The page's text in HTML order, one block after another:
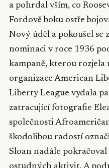
a pohrdal vším, co
Fordově boku ostře
Nový úděl a pokoušel
nominaci v roce 1936
kampaně, kterou
organizace American
Liberty League vydala
zatracující fotografie
společnosti
škodolibou radostí
Sloan nadále